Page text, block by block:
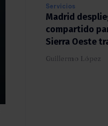
Servicios
Madrid
uso
de la Sierra
Guillermo López